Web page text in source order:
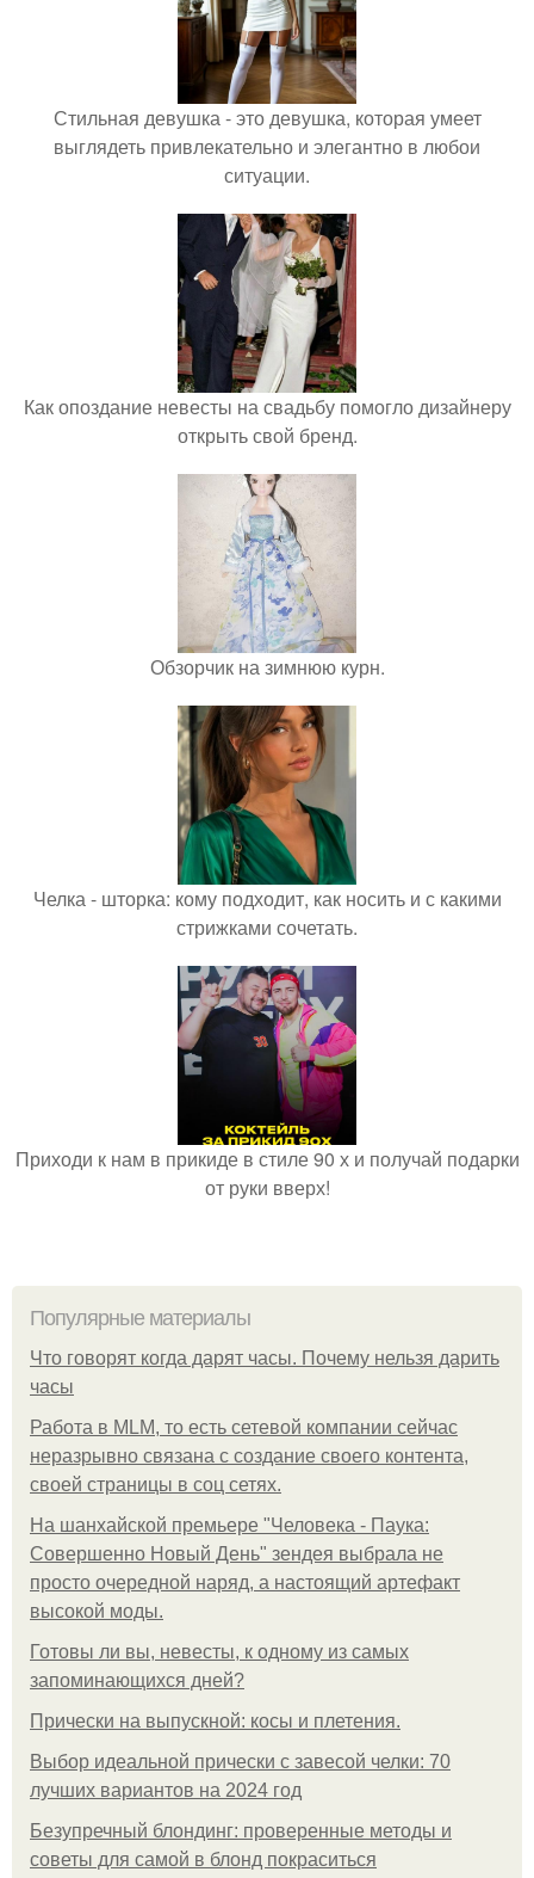
Стильная девушка - это девушка, которая умеет
выглядеть привлекательно и элегантно в любои
ситуации.
Как опоздание невесты на свадьбу помогло дизайнеру
открыть свой бренд.
Обзорчик на зимнюю курн.
Челка - шторка: кому подходит, как носить и с какими
стрижками сочетать.
Приходи к нам в прикиде в стиле 90 х и получай подарки
от руки вверх!
Популярные материалы
Что говорят когда дарят часы. Почему нельзя дарить
часы
Работа в MLM, то есть сетевой компании сейчас
неразрывно связана с создание своего контента,
своей страницы в соц сетях.
На шанхайской премьере "Человека - Паука:
Совершенно Новый День" зендея выбрала не
просто очередной наряд, а настоящий артефакт
высокой моды.
Готовы ли вы, невесты, к одному из самых
запоминающихся дней?
Прически на выпускной: косы и плетения.
Выбор идеальной прически с завесой челки: 70
лучших вариантов на 2024 год
Безупречный блондинг: проверенные методы и
советы для самой в блонд покраситься